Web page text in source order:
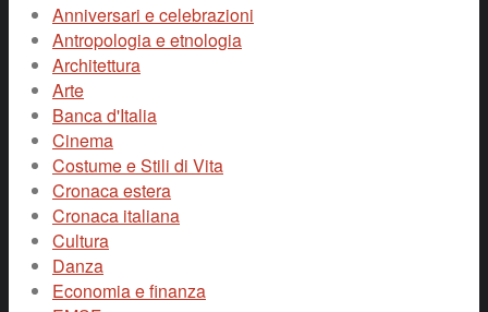
Anniversari e celebrazioni
Antropologia e etnologia
Architettura
Arte
Banca d'Italia
Cinema
Costume e Stili di Vita
Cronaca estera
Cronaca italiana
Cultura
Danza
Economia e finanza